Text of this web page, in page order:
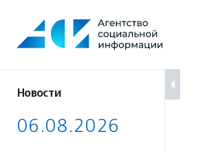
содержанию
Новости
06.08.2026